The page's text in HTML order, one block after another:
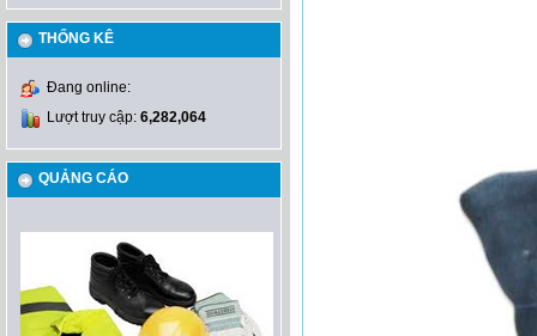
THỐNG KÊ
Đang online:
Lượt truy cập: 6,282,064
QUẢNG CÁO